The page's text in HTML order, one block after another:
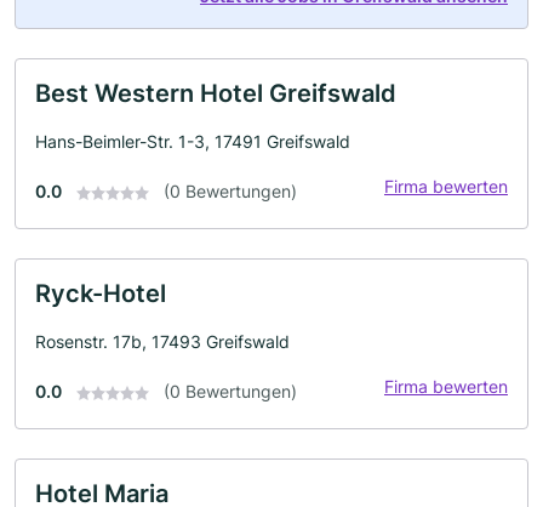
Best Western Hotel Greifswald
Hans-Beimler-Str. 1-3, 17491 Greifswald
0.0 (0 Bewertungen) Firma bewerten
Ryck-Hotel
Rosenstr. 17b, 17493 Greifswald
0.0 (0 Bewertungen) Firma bewerten
Hotel Maria